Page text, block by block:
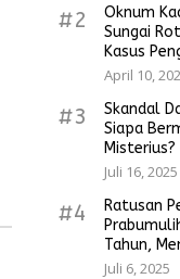
#2
Oknum
Sungai
Kasus
April 10,
#3
Skandal
Siapa
Misterius?
Juli 16, 2025
#4
Ratusan
Tahun,
Juli 6, 2025